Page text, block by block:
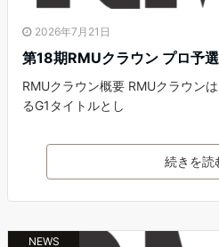
2026年7月21日
第18期RMUクラウン プロ予
RMUクラウン概要 RMUクラウン
るG1タイトルとし
続きを読
NEWS